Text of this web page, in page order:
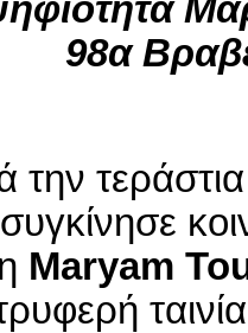
98α
την
Maryam